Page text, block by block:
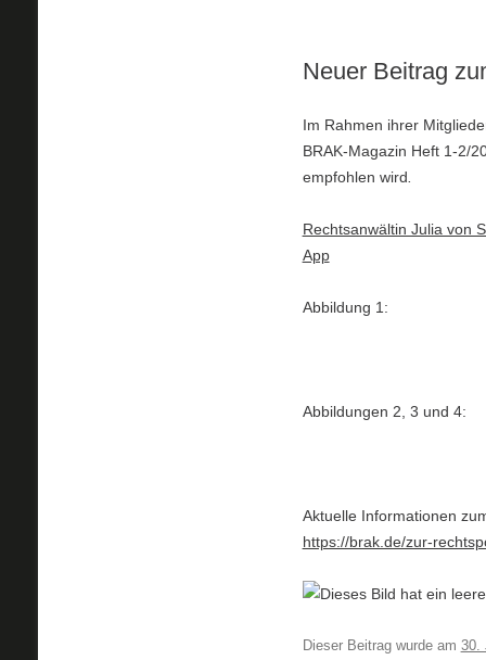
Neuer Beitrag
Im Rahmen ihrer
BRAK-Magazin Heft 1-2/
empfohlen wird
Rechtsanwältin Julia von
App
Abbildung 1:
Abbildungen 2, 3 und 4:
Aktuelle Informationen
https://brak.de/zur-
Dieser Beitrag wurde am 30.